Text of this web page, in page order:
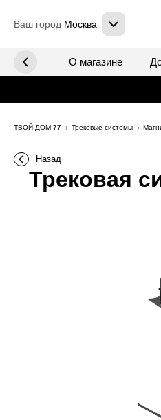
Ваш город Москва
систем О магазине
ТВОЙ ДОМ 77 Трековые системы
Назад
Трековая